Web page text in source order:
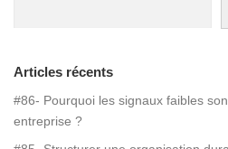
Articles récents
#86- Pourquoi les signaux faibles
entreprise ?